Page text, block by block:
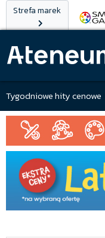
Strefa marek
Tygodniowe hity cenowe